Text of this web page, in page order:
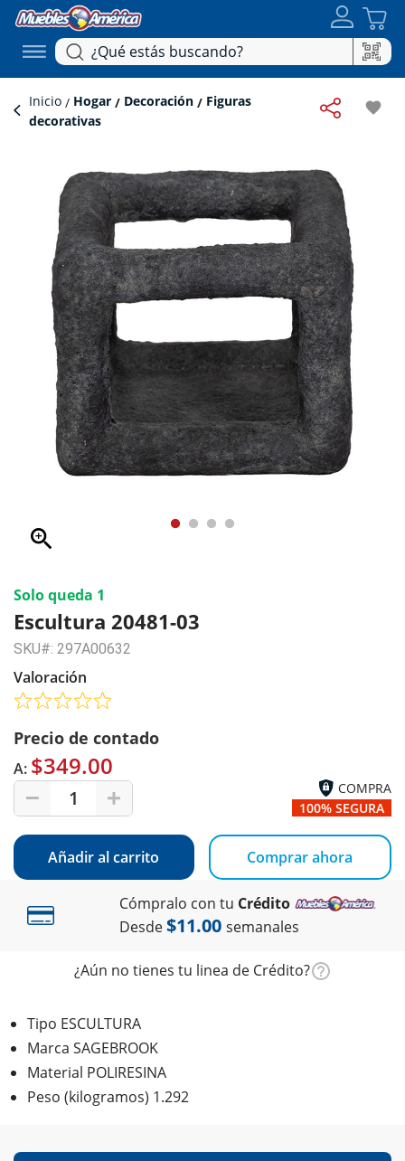
Inicio Hogar Decoración Figuras
decorativas
favorite
zoom_in
Solo queda 1
Escultura 20481-03
SKU#: 297A00632
Valoración
Precio de contado
A: $349.00
1
COMPRA
100% SEGURA
Añadir al carrito Comprar ahora
Cómpralo con tu Crédito
Desde$11.00 semanales
¿Aún no tienes tu linea de Crédito?
Tipo ESCULTURA
Marca SAGEBROOK
Material POLIRESINA
Peso (kilogramos) 1.292